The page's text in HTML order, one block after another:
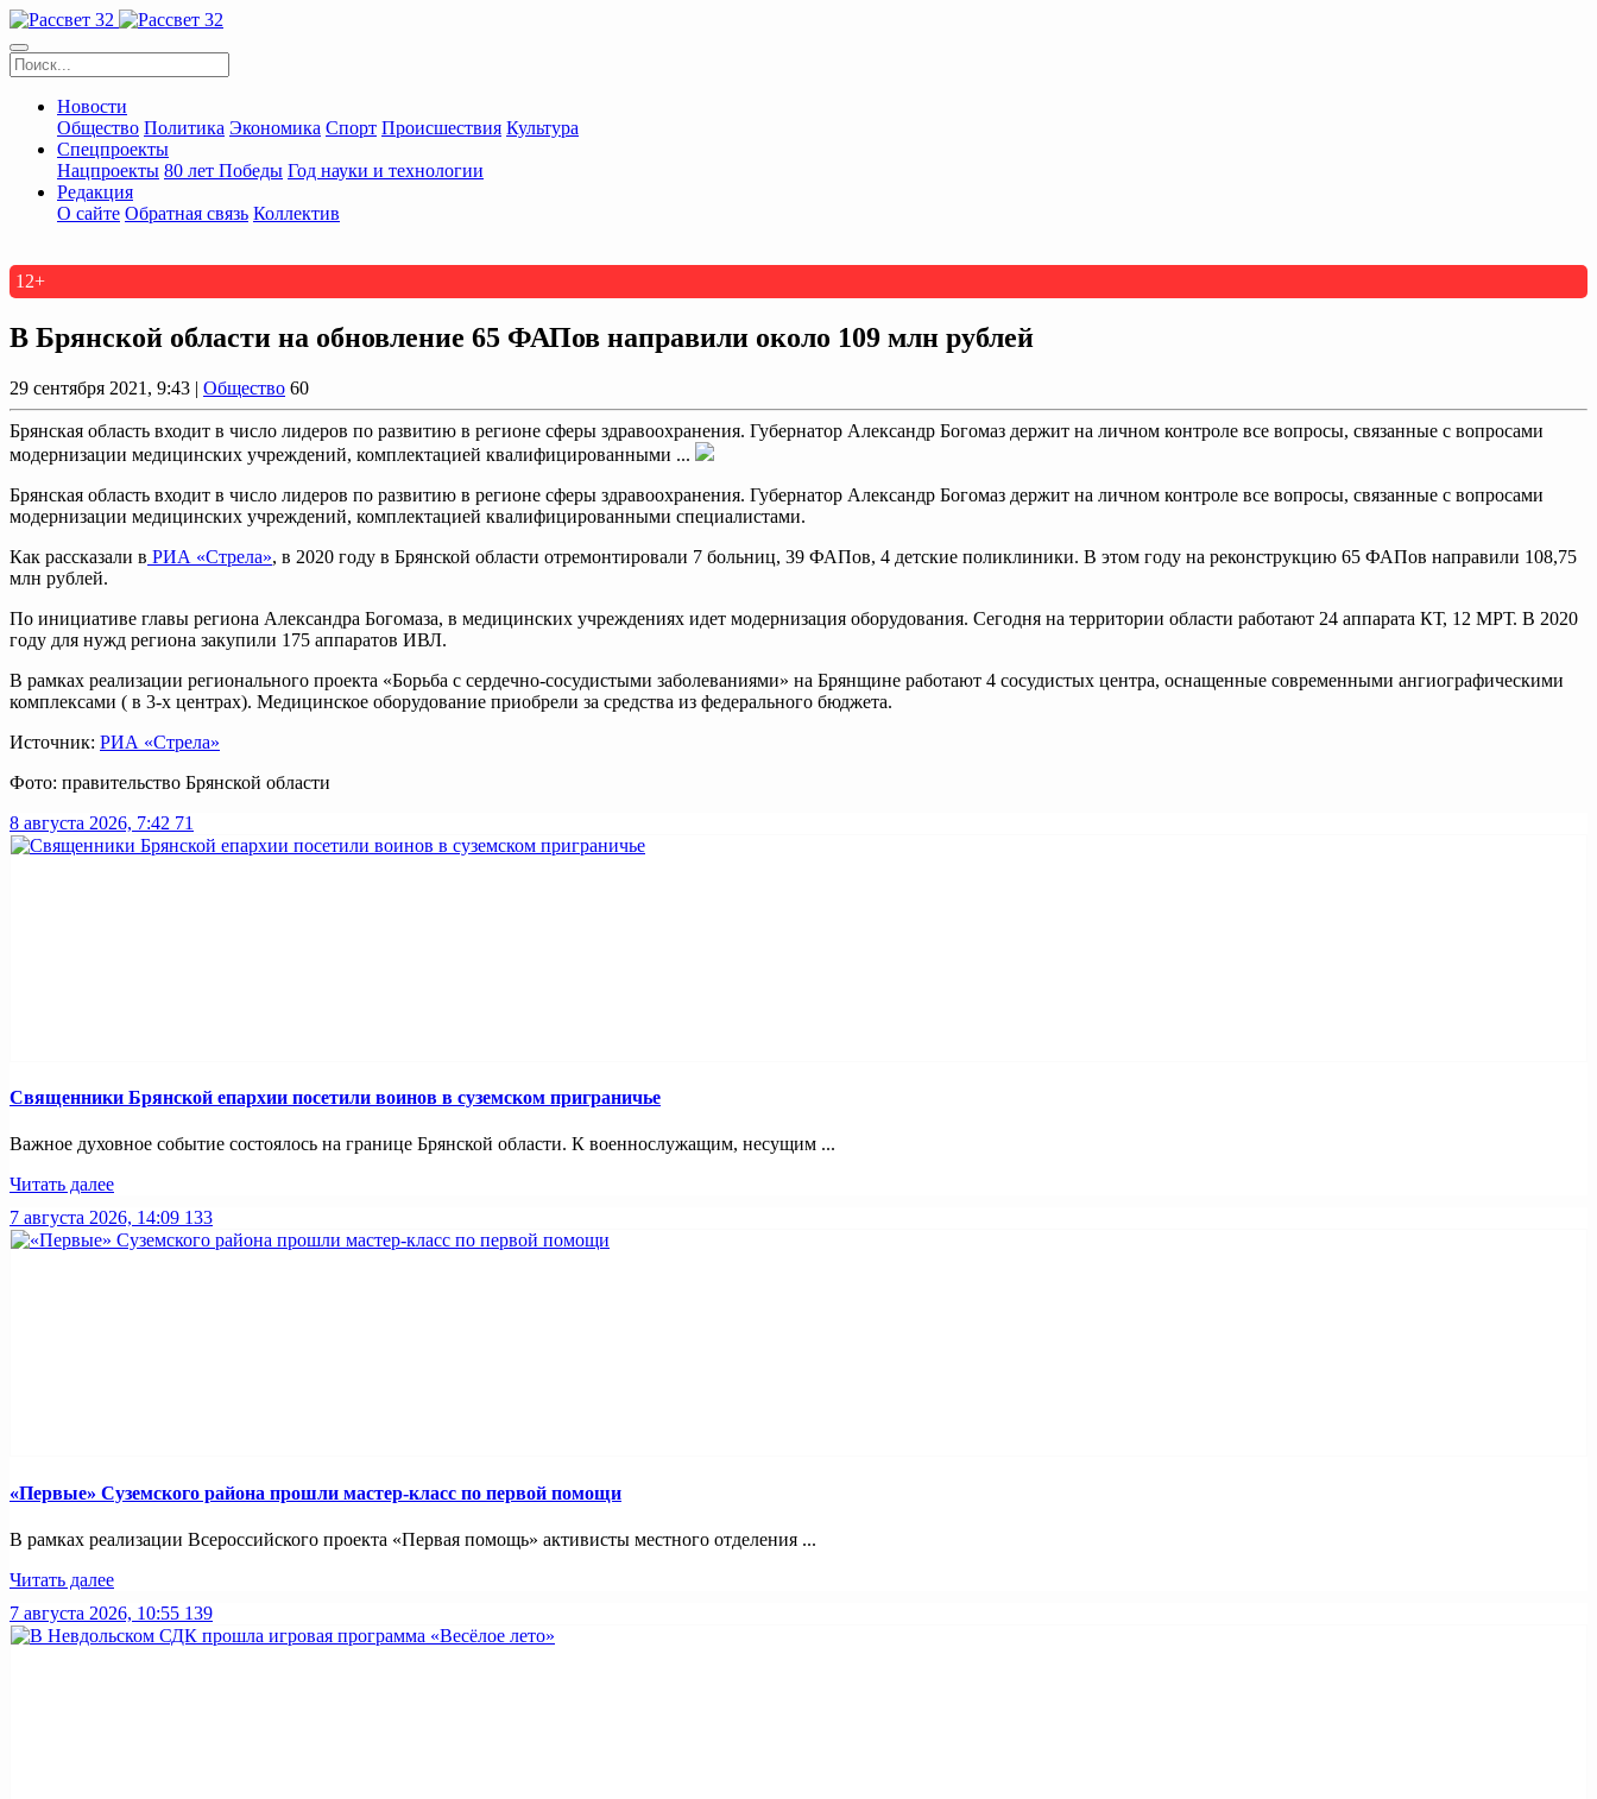
Новости
Общество Политика Экономика Спорт Происшествия Культура
Спецпроекты
Нацпроекты 80 лет Победы Год науки и технологии
Редакция
О сайте Обратная связь Коллектив
12+
В Брянской области на обновление 65 ФАПов направили около 109 млн рублей
29 сентября 2021, 9:43 | Общество 60
Брянская область входит в число лидеров по развитию в регионе сферы здравоохранения. Губернатор Александр Богомаз держит на личном контроле все вопросы, связанные с вопросами
модернизации медицинских учреждений, комплектацией квалифицированными ...
Брянская область входит в число лидеров по развитию в регионе сферы здравоохранения. Губернатор Александр Богомаз держит на личном контроле все вопросы, связанные с вопросами
модернизации медицинских учреждений, комплектацией квалифицированными специалистами.
Как рассказали в РИА «Стрела», в 2020 году в Брянской области отремонтировали 7 больниц, 39 ФАПов, 4 детские поликлиники. В этом году на реконструкцию 65 ФАПов направили 108,75
млн рублей.
По инициативе главы региона Александра Богомаза, в медицинских учреждениях идет модернизация оборудования. Сегодня на территории области работают 24 аппарата КТ, 12 МРТ. В 2020
году для нужд региона закупили 175 аппаратов ИВЛ.
В рамках реализации регионального проекта «Борьба с сердечно-сосудистыми заболеваниями» на Брянщине работают 4 сосудистых центра, оснащенные современными ангиографическими
комплексами ( в 3-х центрах). Медицинское оборудование приобрели за средства из федерального бюджета.
Источник: РИА «Стрела»
Фото: правительство Брянской области
8 августа 2026, 7:42 71
Священники Брянской епархии посетили воинов в суземском приграничье
Важное духовное событие состоялось на границе Брянской области. К военнослужащим, несущим ...
Читать далее
7 августа 2026, 14:09 133
«Первые» Суземского района прошли мастер-класс по первой помощи
В рамках реализации Всероссийского проекта «Первая помощь» активисты местного отделения ...
Читать далее
7 августа 2026, 10:55 139